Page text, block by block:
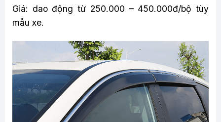
Giá: dao động từ 250.000 – 450.000đ/bộ tùy
mẫu xe.